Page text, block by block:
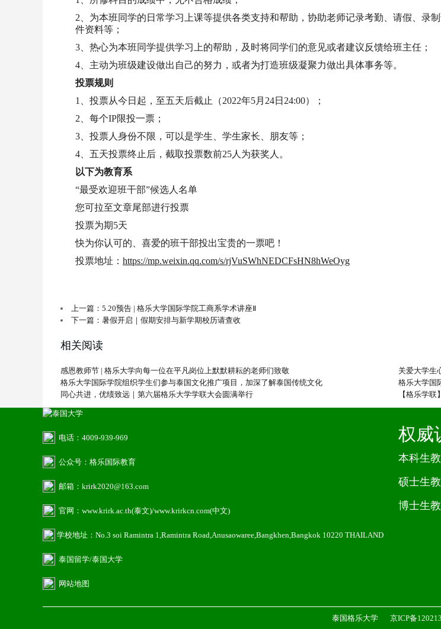
2、为本班同学的日常学习上课等提供各类支持和帮助，协助老师记录考勤、请假、录
件资料等；
3、热心为本班同学提供学习上的帮助，及时将同学们的意见或者建议反馈给班主任；
4、主动为班级建设做出自己的努力，或者为打造班级凝聚力做出具体事务等。
投票规则
1、投票从今日起，至五天后截止（2022年5月24日24:00）；
2、每个IP限投一票；
3、投票人身份不限，可以是学生、学生家长、朋友等；
4、五天投票终止后，截取投票数前25人为获奖人。
以下为教育系
“最受欢迎班干部”候选人名单
您可拉至文章尾部进行投票
投票为期5天
快为你认可的、喜爱的班干部投出宝贵的一票吧！
投票地址： https://mp.weixin.qq.com/s/rjVuSWhNEDCFsHN8hWeOyg
上一篇：5.20预告 | 格乐大学国际学院工商系学术讲座Ⅱ
下一篇：暑假开启｜假期安排与新学期校历请查收
相关阅读
感恩教师节 | 格乐大学向每一位在平凡岗位上默默耕耘的老师们致敬
关爱大学生
格乐大学国际学院组织学生们参与泰国文化推广项目，加深了解泰国传统文化
格乐大学国
同心共进，优绩致远｜第六届格乐大学学联大会圆满举行
【格乐学
电话：4009-939-969
公众号：格乐国际教育
邮箱：krirk2020@163.com
官网：www.krirk.ac.th(泰文)/www.krirkcn.com(中文)
学校地址：No.3 soi Ramintra 1,Ramintra Road,Anusaowaree,Bangkhen,Bangkok 10220 THAILAND
泰国留学/泰国大学
网站地图
泰国格乐大学 京ICP备
权威
本科生
硕士生
博士生